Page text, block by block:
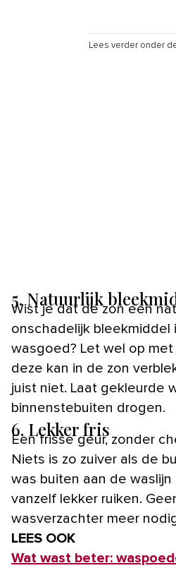
Lees verder onder
5. Natuurlijk
Wist je dat de zon een
onschadelijk bleekmiddel
wasgoed? Let wel op
deze kan in de zon
juist niet. Laat gekleurde
binnenstebuiten drogen.
6. Lekker fris
Een frisse geur, zonder
Niets is zo zuiver als de
was buiten aan de
vanzelf lekker ruiken.
wasverzachter meer
LEES OOK
Wat wast beter: